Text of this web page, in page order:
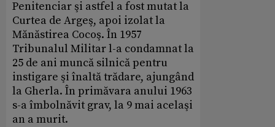
Penitenciar şi astfel a fost mutat la
Curtea de Argeş, apoi izolat la
Mănăstirea Cocoş. În 1957
Tribunalul Militar l-a condamnat la
25 de ani muncă silnică pentru
instigare şi înaltă trădare, ajungând
la Gherla. În primăvara anului 1963
s-a îmbolnăvit grav, la 9 mai acelaşi
an a murit.